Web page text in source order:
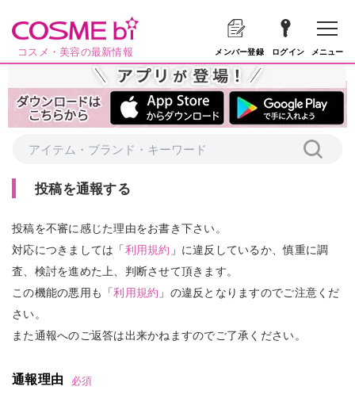
コスメ・美容の最新情報 メンバー登録 ログイン メニュー
投稿を通報する
投稿を不審に感じた理由をお書き下さい。
対応につきましては「利用規約 」に違反しているか、慎重に調
査、検討を進めた上、判断させて頂きます。
この機能の悪用も「利用規約 」の違反となりますのでご注意くだ
さい。
また通報へのご返答は出来かねますのでご了承ください。
通報理由 必須